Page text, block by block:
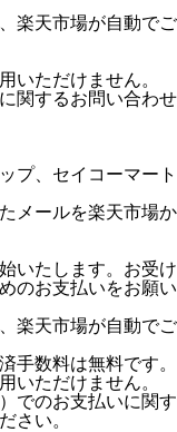
楽天市場が自動でご
いただけません。
関するお問い合わせ
プ、セイコーマート
メールを楽天市場か
いたします。お受け
のお支払いをお願い
楽天市場が自動でご
手数料は無料です。
いただけません。
でのお支払いに関す
さい。